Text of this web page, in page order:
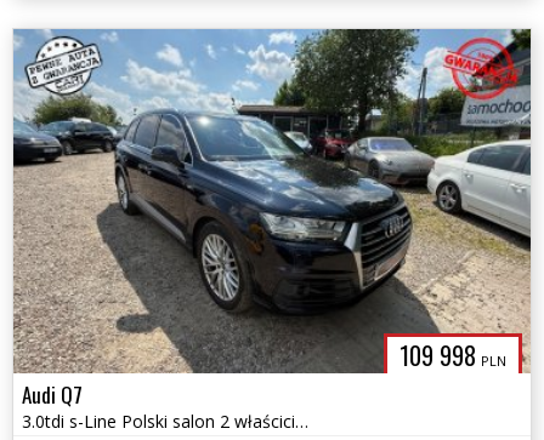
109 998 PLN
Audi Q7
3.0tdi s-Line Polski salon 2 właściciel stan idealny bezwypadkowy gwar